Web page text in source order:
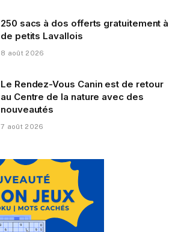
250 sacs à dos offerts gratuitement à
de petits Lavallois
8 août 2026
Le Rendez-Vous Canin est de retour
au Centre de la nature avec des
nouveautés
7 août 2026